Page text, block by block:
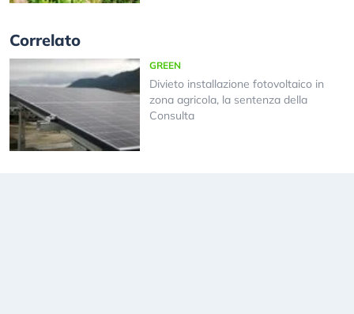
Correlato
GREEN
Divieto installazione fotovoltaico in
zona agricola, la sentenza della
Consulta